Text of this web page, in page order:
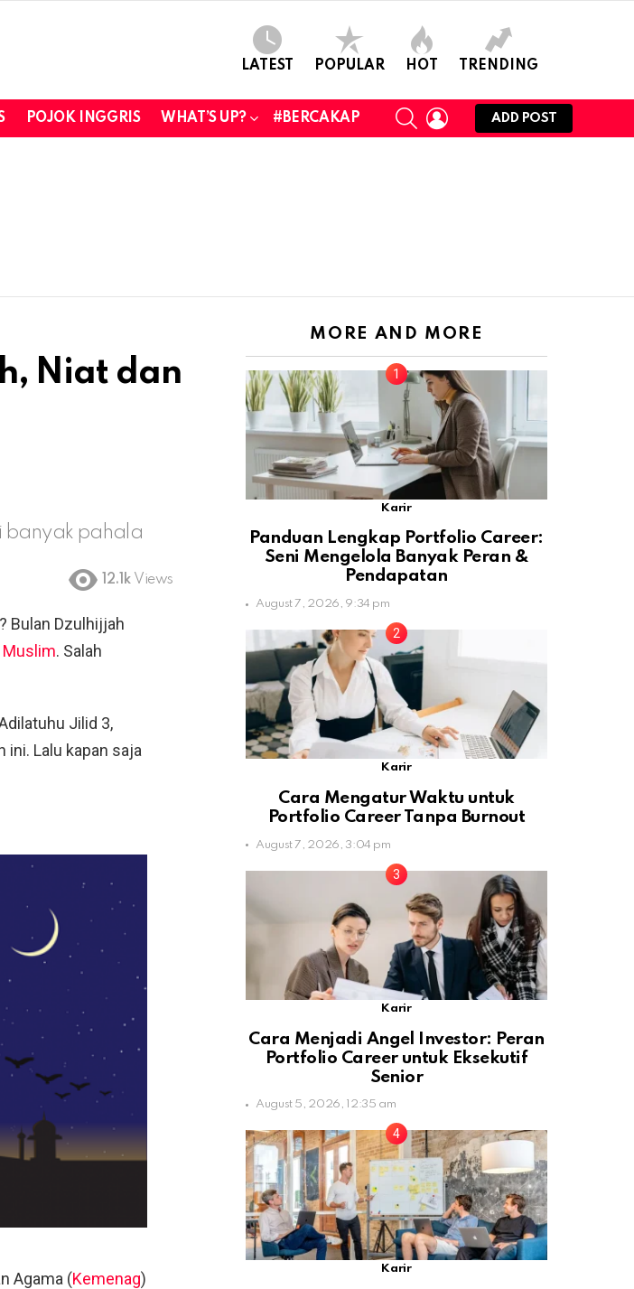
LATEST POPULAR HOT TRENDING
POJOK INGGRIS WHAT’S UP? #BERCAKAP
SEARCHLOGIN
ADD POST
Niat dan
banyak pahala
12.1k Views
Bulan Dzulhijjah
Muslim. Salah
Jilid 3,
ini. Lalu kapan saja
Agama (Kemenag)
MORE AND MORE
Karir
Panduan Lengkap Portfolio Career:
Seni Mengelola Banyak Peran &
Pendapatan
August 7, 2026, 9:34 pm
Karir
Cara Mengatur Waktu untuk
Portfolio Career Tanpa Burnout
August 7, 2026, 3:04 pm
Karir
Cara Menjadi Angel Investor: Peran
Portfolio Career untuk Eksekutif
Senior
August 5, 2026, 12:35 am
Karir